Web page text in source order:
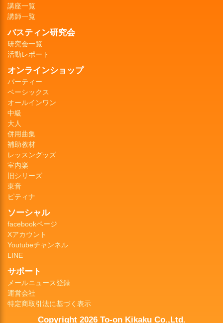
講座一覧
講師一覧
バスティン研究会
研究会一覧
活動レポート
オンラインショップ
パーティー
ベーシックス
オールインワン
中級
大人
併用曲集
補助教材
レッスングッズ
室内楽
旧シリーズ
東音
ピティナ
ソーシャル
facebookページ
Xアカウント
Youtubeチャンネル
LINE
サポート
メールニュース登録
運営会社
特定商取引法に基づく表示
Copyright 2026 To-on Kikaku Co.,Ltd.